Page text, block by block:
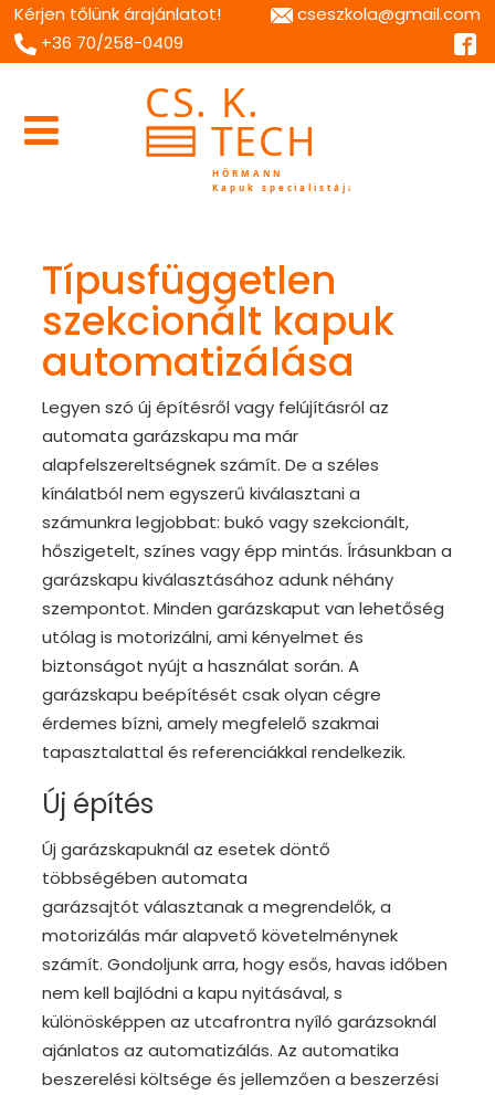
Kérjen tőlünk árajánlatot!
cseszkola@gmail.com
+36 70/258-0409
Típusfüggetlen
szekcionált kapuk
automatizálása
Legyen szó új építésről vagy felújításról az
automata garázskapu ma már
alapfelszereltségnek számít. De a széles
kínálatból nem egyszerű kiválasztani a
számunkra legjobbat: bukó vagy szekcionált,
hőszigetelt, színes vagy épp mintás. Írásunkban a
garázskapu kiválasztásához adunk néhány
szempontot. Minden garázskaput van lehetőség
utólag is motorizálni, ami kényelmet és
biztonságot nyújt a használat során. A
garázskapu beépítését csak olyan cégre
érdemes bízni, amely megfelelő szakmai
tapasztalattal és referenciákkal rendelkezik.
Új építés
Új garázskapuknál az esetek döntő
többségében automata
garázsajtót választanak a megrendelők, a
motorizálás már alapvető követelménynek
számít. Gondoljunk arra, hogy esős, havas időben
nem kell bajlódni a kapu nyitásával, s
különösképpen az utcafrontra nyíló garázsoknál
ajánlatos az automatizálás. Az automatika
beszerelési költsége és jellemzően a beszerzési